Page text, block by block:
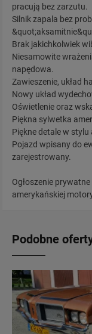
pracują bez zarzutu.
Silnik zapala bez
Brak jakichkolwiek
Niesamowite
napędowa.
Zawieszenie, układ
Nowy układ
Oświetlenie oraz
Piękna sylwetka
Piękne detale w stylu
Pojazd wpisany do
zarejestrowany.
Ogłoszenie
amerykańskiej
Podobne